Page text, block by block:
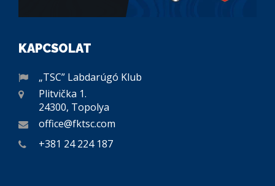
KAPCSOLAT
„TSC” Labdarúgó Klub
Plitvička 1.
24300, Topolya
office@fktsc.com
+381 24 224 187